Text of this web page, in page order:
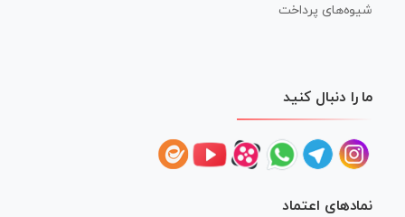
شیوه‌های پرداخت
ما را دنبال کنید
نمادهای اعتماد